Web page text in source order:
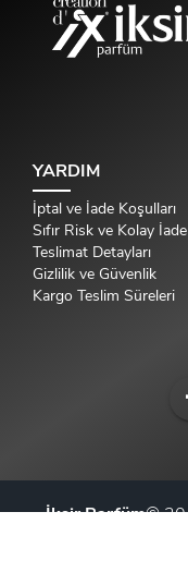
YARDIM
İptal ve İade Koşulları
Sıfır Risk ve Kolay İade
Teslimat Detayları
Gizlilik ve Güvenlik
Kargo Teslim Süreleri
İksir Parfüm©